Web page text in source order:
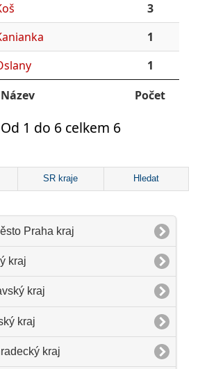
3
1
1
Název Počet
Od 1 do 6 celkem 6
SR kraje Hledat
Praha kraj
kraj
kraj
kraj
kraj